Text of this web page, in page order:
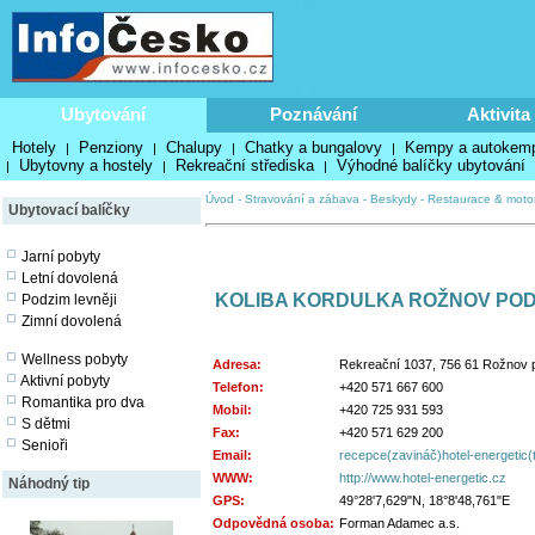
Ubytování Poznávání Aktivita
Hotely | Penziony | Chalupy | Chatky a bungalovy | Kempy a
| Ubytovny a hostely | Rekreační střediska | Výhodné balíčky ubytování
Ubytovací balíčky
Jarní pobyty
Letní dovolená
Podzim levněji
Zimní dovolená
Wellness pobyty
Aktivní pobyty
Romantika pro dva
S dětmi
Senioři
Náhodný tip
Úvod - Stravování a zábava - Beskydy - Restaurace &
KOLIBA KORDULKA ROŽNOV
Adresa:
Rekreační 1037, 756 61 Rožnov
Telefon:
+420 571 667 600
Mobil:
+420 725 931 593
Fax:
+420 571 629 200
Email:
recepce(zavináč)hotel-
WWW:
http://www.hotel-energetic.cz
GPS:
49°28'7,629"N, 18°8'48,761"E
Odpovědná osoba: Forman Adamec a.s.